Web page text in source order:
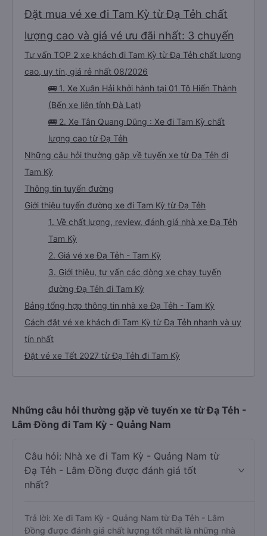
Đặt mua vé xe đi Tam Kỳ từ Đạ Tẻh chất
lượng cao và giá vé ưu đãi nhất: 3 chuyến
Tư vấn TOP 2 xe khách đi Tam Kỳ từ Đạ Tẻh chất lượng
cao, uy tín, giá rẻ nhất 08/2026
🚌 1. Xe Xuân Hải khởi hành tại 01 Tô Hiến Thành
(Bến xe liên tỉnh Đà Lạt)
🚌 2. Xe Tân Quang Dũng : Xe đi Tam Kỳ chất
lượng cao từ Đạ Tẻh
Những câu hỏi thường gặp về tuyến xe từ Đạ Tẻh đi
Tam Kỳ
Thông tin tuyến đường
Giới thiệu tuyến đường xe đi Tam Kỳ từ Đạ Tẻh
1. Về chất lượng, review, đánh giá nhà xe Đạ Tẻh
Tam Kỳ
2. Giá vé xe Đạ Tẻh - Tam Kỳ
3. Giới thiệu, tư vấn các dòng xe chạy tuyến
đường Đạ Tẻh đi Tam Kỳ
Bảng tổng hợp thông tin nhà xe Đạ Tẻh - Tam Kỳ
Cách đặt vé xe khách đi Tam Kỳ từ Đạ Tẻh nhanh và uy
tín nhất
Đặt vé xe Tết 2027 từ Đạ Tẻh đi Tam Kỳ
Những câu hỏi thường gặp về tuyến xe từ Đạ Tẻh -
Lâm Đồng đi Tam Kỳ - Quảng Nam
Câu hỏi: Nhà xe đi Tam Kỳ - Quảng Nam từ
Đạ Tẻh - Lâm Đồng được đánh giá tốt
nhất?
Trả lời: Xe đi Tam Kỳ - Quảng Nam từ Đạ Tẻh - Lâm
Đồng được đánh giá chất lượng tốt nhất là những nhà